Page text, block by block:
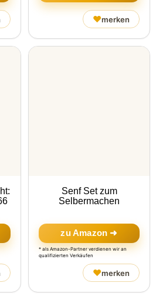
♥merken
Senf Set zum
Selbermachen
zu Amazon ➜
* als Amazon-Partner verdienen wir an
qualifizierten Verkäufen
♥merken